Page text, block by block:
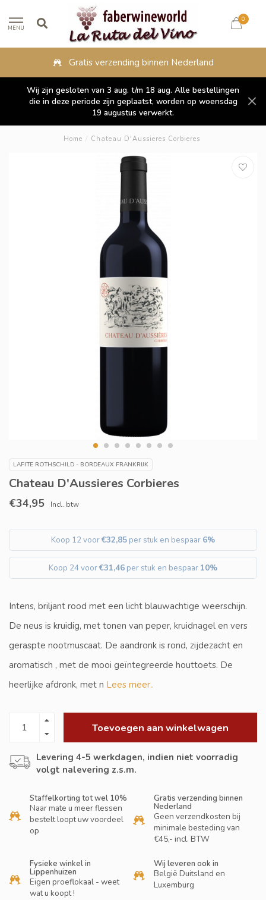
MENU
0
Gratis verzending binnen Nederland
Wij zijn gesloten van 3 aug. t/m 18 aug. Alle bestellingen
die in deze periode zijn geplaatst, worden op woensdag
19 augustus verwerkt.
Home / Chateau D'Aussieres Corbieres
LAFITE ROTHSCHILD - BORDEAUX FRANKRIJK
Chateau D'Aussieres Corbieres
€34,95 Incl. btw
Koop 12 voor€32,85 per stuk en bespaar 6%
Koop 24 voor€31,46 per stuk en bespaar 10%
Intens, briljant rood met een licht blauwachtige weerschijn.
De neus is kruidig, met tonen van peper, kruidnagel en vers
geraspte nootmuscaat. De aandronk is rond, zijdezacht en
aromatisch , met de mooi geïntegreerde houttoets. De
heerlijke afdronk, met n Lees meer..
Toevoegen aan winkelwagen
Levering 4-5 werkdagen, indien niet voorradig
volgt nalevering z.s.m.
Staffelkorting tot wel 10%
Naar mate u meer flessen
bestelt loopt uw voordeel
op
Gratis verzending binnen
Nederland
Geen verzendkosten bij
minimale besteding van
€45,- incl. BTW
Fysieke winkel in
Lippenhuizen
Eigen proeflokaal - weet
wat u koopt !
Wij leveren ook in
België Duitsland en
Luxemburg